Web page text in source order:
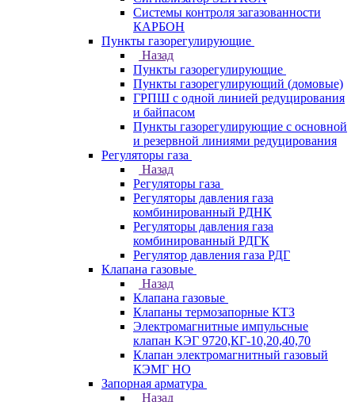
Системы контроля загазованности
КАРБОН
Пункты газорегулирующие
Назад
Пункты газорегулирующие
Пункты газорегулирующий (домовые)
ГРПШ с одной линией редуцирования
и байпасом
Пункты газорегулирующие с основной
и резервной линиями редуцирования
Регуляторы газа
Назад
Регуляторы газа
Регуляторы давления газа
комбинированный РДНК
Регуляторы давления газа
комбинированный РДГК
Регулятор давления газа РДГ
Клапана газовые
Назад
Клапана газовые
Клапаны термозапорные КТЗ
Электромагнитные импульсные
клапан КЭГ 9720,КГ-10,20,40,70
Клапан электромагнитный газовый
КЭМГ НО
Запорная арматура
Назад